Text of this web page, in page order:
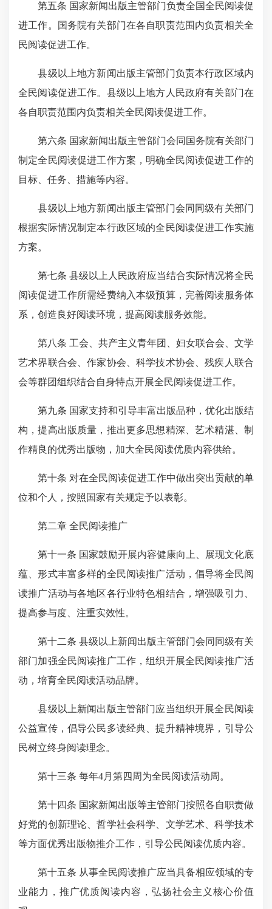
第五条 国家新闻出版主管部门负责全国全民阅读促
进工作。国务院有关部门在各自职责范围内负责相关全
民阅读促进工作。
县级以上地方新闻出版主管部门负责本行政区域内
全民阅读促进工作。县级以上地方人民政府有关部门在
各自职责范围内负责相关全民阅读促进工作。
第六条 国家新闻出版主管部门会同国务院有关部门
制定全民阅读促进工作方案，明确全民阅读促进工作的
目标、任务、措施等内容。
县级以上地方新闻出版主管部门会同同级有关部门
根据实际情况制定本行政区域的全民阅读促进工作实施
方案。
第七条 县级以上人民政府应当结合实际情况将全民
阅读促进工作所需经费纳入本级预算，完善阅读服务体
系，创造良好阅读环境，提高阅读服务效能。
第八条 工会、共产主义青年团、妇女联合会、文学
艺术界联合会、作家协会、科学技术协会、残疾人联合
会等群团组织结合自身特点开展全民阅读促进工作。
第九条 国家支持和引导丰富出版品种，优化出版结
构，提高出版质量，推出更多思想精深、艺术精湛、制
作精良的优秀出版物，加大全民阅读优质内容供给。
第十条 对在全民阅读促进工作中做出突出贡献的单
位和个人，按照国家有关规定予以表彰。
第二章 全民阅读推广
第十一条 国家鼓励开展内容健康向上、展现文化底
蕴、形式丰富多样的全民阅读推广活动，倡导将全民阅
读推广活动与各地区各行业特色相结合，增强吸引力、
提高参与度、注重实效性。
第十二条 县级以上新闻出版主管部门会同同级有关
部门加强全民阅读推广工作，组织开展全民阅读推广活
动，培育全民阅读活动品牌。
县级以上新闻出版主管部门应当组织开展全民阅读
公益宣传，倡导公民多读经典、提升精神境界，引导公
民树立终身阅读理念。
第十三条 每年4月第四周为全民阅读活动周。
第十四条 国家新闻出版等主管部门按照各自职责做
好党的创新理论、哲学社会科学、文学艺术、科学技术
等方面优秀出版物推介工作，引导公民阅读优质内容。
第十五条 从事全民阅读推广应当具备相应领域的专
业能力，推广优质阅读内容，弘扬社会主义核心价值